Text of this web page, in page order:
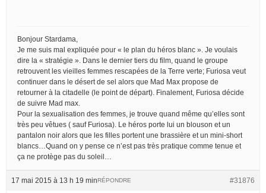
Bonjour Stardama,
Je me suis mal expliquée pour « le plan du héros blanc ». Je voulais
dire la « stratégie ». Dans le dernier tiers du film, quand le groupe
retrouvent les vieilles femmes rescapées de la Terre verte; Furiosa veut
continuer dans le désert de sel alors que Mad Max propose de
retourner à la citadelle (le point de départ). Finalement, Furiosa décide
de suivre Mad max.
Pour la sexualisation des femmes, je trouve quand même qu’elles sont
très peu vêtues ( sauf Furiosa). Le héros porte lui un blouson et un
pantalon noir alors que les filles portent une brassière et un mini-short
blancs…Quand on y pense ce n’est pas très pratique comme tenue et
ça ne protège pas du soleil…
17 mai 2015 à 13 h 19 min #31876
RÉPONDRE